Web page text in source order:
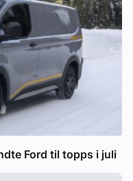
Ford til topps i juli